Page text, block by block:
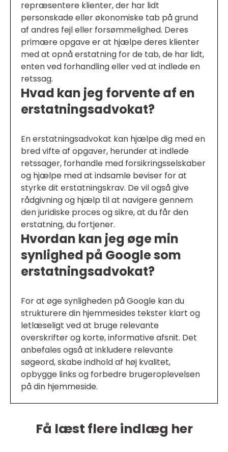
repræsentere klienter, der har lidt
personskade eller økonomiske tab på grund
af andres fejl eller forsømmelighed. Deres
primære opgave er at hjælpe deres klienter
med at opnå erstatning for de tab, de har lidt,
enten ved forhandling eller ved at indlede en
retssag.
Hvad kan jeg forvente af en
erstatningsadvokat?
En erstatningsadvokat kan hjælpe dig med en
bred vifte af opgaver, herunder at indlede
retssager, forhandle med forsikringsselskaber
og hjælpe med at indsamle beviser for at
styrke dit erstatningskrav. De vil også give
rådgivning og hjælp til at navigere gennem
den juridiske proces og sikre, at du får den
erstatning, du fortjener.
Hvordan kan jeg øge min
synlighed på Google som
erstatningsadvokat?
For at øge synligheden på Google kan du
strukturere din hjemmesides tekster klart og
letlæseligt ved at bruge relevante
overskrifter og korte, informative afsnit. Det
anbefales også at inkludere relevante
søgeord, skabe indhold af høj kvalitet,
opbygge links og forbedre brugeroplevelsen
på din hjemmeside.
Få læst flere indlæg her